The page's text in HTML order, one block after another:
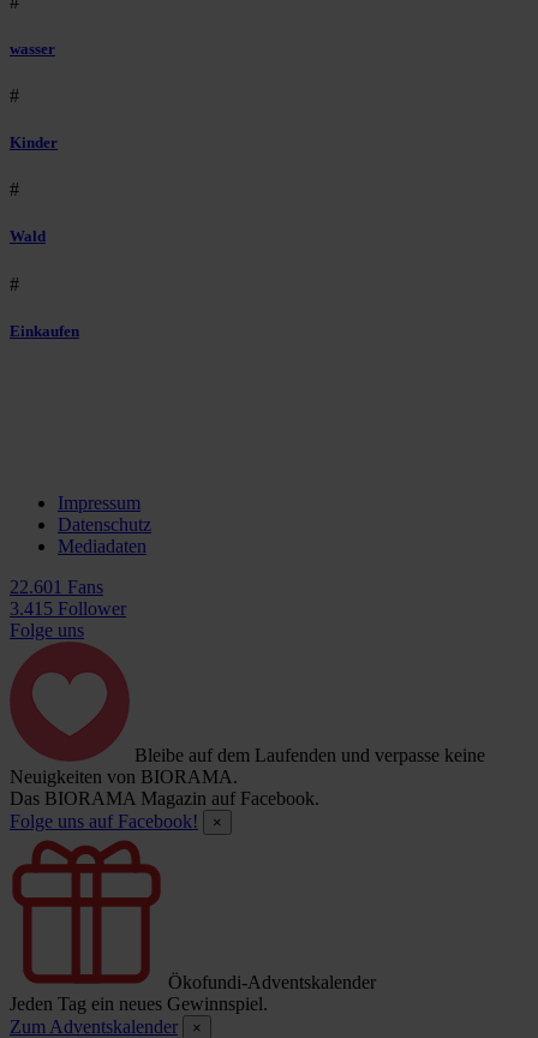
wasser
#
Kinder
#
Wald
#
Einkaufen
Impressum
Datenschutz
Mediadaten
22.601 Fans
3.415 Follower
Folge uns
Bleibe auf dem Laufenden und verpasse keine
Neuigkeiten von BIORAMA.
Das BIORAMA Magazin auf Facebook.
Folge uns auf Facebook!
×
Ökofundi-Adventskalender
Jeden Tag ein neues Gewinnspiel.
Zum Adventskalender
×